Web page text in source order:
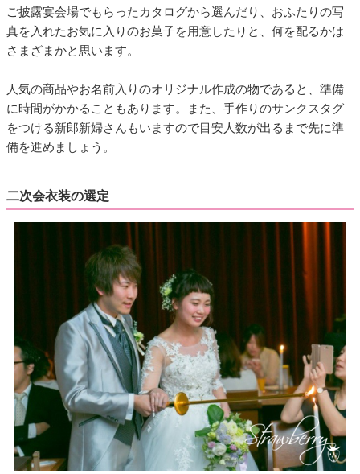
ご披露宴会場でもらったカタログから選んだり、おふたりの写
真を入れたお気に入りのお菓子を用意したりと、何を配るかは
さまざまかと思います。
人気の商品やお名前入りのオリジナル作成の物であると、準備
に時間がかかることもあります。また、手作りのサンクスタグ
をつける新郎新婦さんもいますので目安人数が出るまで先に準
備を進めましょう。
二次会衣装の選定